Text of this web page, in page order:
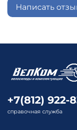
Написать
+7(812) 922-
справочная служба